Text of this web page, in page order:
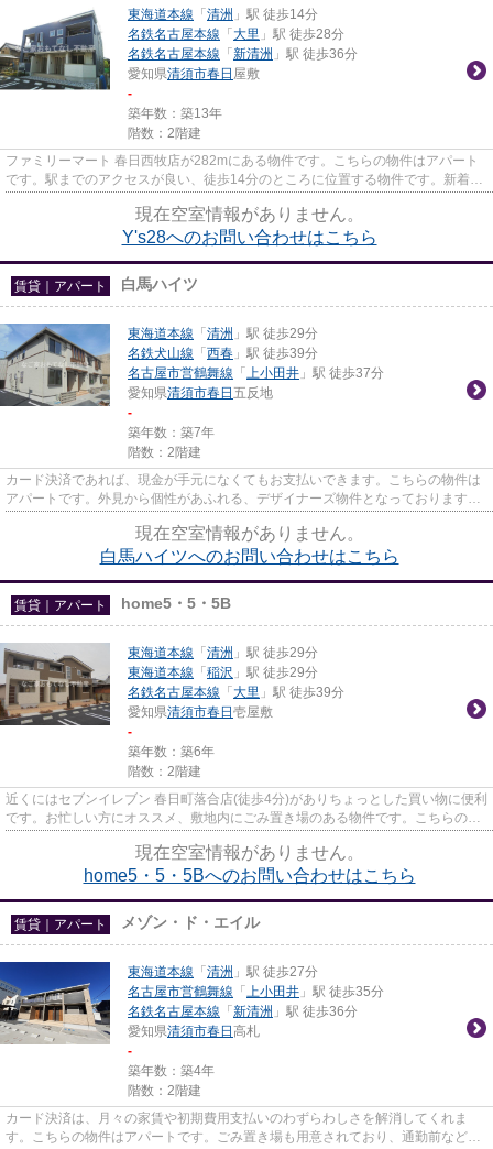
東海道本線 「 清洲 」駅 徒歩14分
名鉄名古屋本線 「 大里 」駅 徒歩28分
名鉄名古屋本線 「 新清洲 」駅 徒歩36分
愛知県清須市春日 屋敷
-
築年数：築13年
階数：2階建
ファミリーマート 春日西牧店が282mにある物件です。こちらの物件はアパート
です。駅までのアクセスが良い、徒歩14分のところに位置する物件です。新着情
現在空室情報がありません。
Y's28へのお問い合わせはこちら
賃貸｜アパート 白馬ハイツ
東海道本線 「 清洲 」駅 徒歩29分
名鉄犬山線 「 西春 」駅 徒歩39分
名古屋市営鶴舞線 「 上小田井 」駅 徒歩37分
愛知県清須市春日 五反地
-
築年数：築7年
階数：2階建
カード決済であれば、現金が手元になくてもお支払いできます。こちらの物件は
アパートです。外見から個性があふれる、デザイナーズ物件となっております。
現在空室情報がありません。
白馬ハイツへのお問い合わせはこちら
賃貸｜アパート home5・5・5B
東海道本線 「 清洲 」駅 徒歩29分
東海道本線 「 稲沢 」駅 徒歩29分
名鉄名古屋本線 「 大里 」駅 徒歩39分
愛知県清須市春日 壱屋敷
-
築年数：築6年
階数：2階建
近くにはセブンイレブン 春日町落合店(徒歩4分)がありちょっとした買い物に便利
です。お忙しい方にオススメ、敷地内にごみ置き場のある物件です。こちらの物
現在空室情報がありません。
home5・5・5Bへのお問い合わせはこちら
賃貸｜アパート メゾン・ド・エイル
東海道本線 「 清洲 」駅 徒歩27分
名古屋市営鶴舞線 「 上小田井 」駅 徒歩35分
名鉄名古屋本線 「 新清洲 」駅 徒歩36分
愛知県清須市春日 高札
-
築年数：築4年
階数：2階建
カード決済は、月々の家賃や初期費用支払いのわずらわしさを解消してくれま
す。こちらの物件はアパートです。ごみ置き場も用意されており、通勤前などに